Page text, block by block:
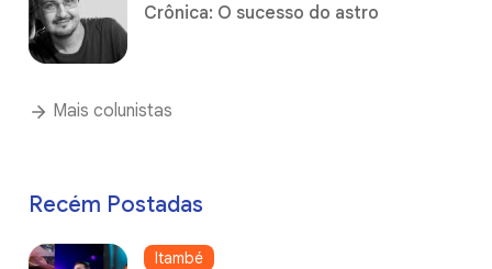
Crônica: O sucesso do astro
Mais colunistas
Recém Postadas
Itambé